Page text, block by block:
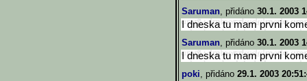
Saruman, přidáno 30.1. 2003
I dneska tu mam prvni
Saruman, přidáno 30.1. 2003
I dneska tu mam prvni
poki, přidáno 29.1. 2003